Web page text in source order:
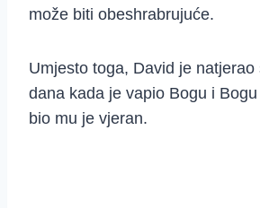
može biti obeshrabrujuće.
Umjesto toga, David je natjerao
dana kada je vapio Bogu i
bio mu je vjeran.